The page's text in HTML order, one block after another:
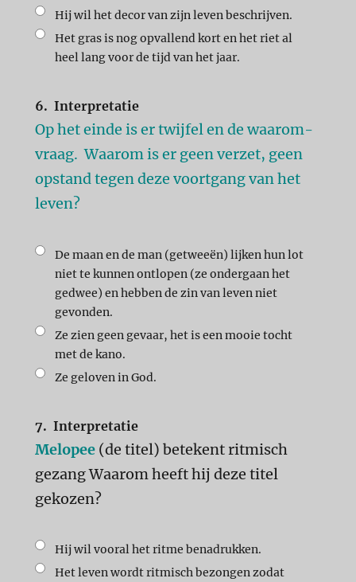
Hij wil het decor van zijn leven beschrijven.
Het gras is nog opvallend kort en het riet al
heel lang voor de tijd van het jaar.
6. Interpretatie
Op het einde is er twijfel en de waarom-
vraag. Waarom is er geen verzet, geen
opstand tegen deze voortgang van het
leven?
De maan en de man (getweeën) lijken hun lot
niet te kunnen ontlopen (ze ondergaan het
gedwee) en hebben de zin van leven niet
gevonden.
Ze zien geen gevaar, het is een mooie tocht
met de kano.
Ze geloven in God.
7. Interpretatie
Melopee (de titel) betekent ritmisch
gezang Waarom heeft hij deze titel
gekozen?
Hij wil vooral het ritme benadrukken.
Het leven wordt ritmisch bezongen zodat